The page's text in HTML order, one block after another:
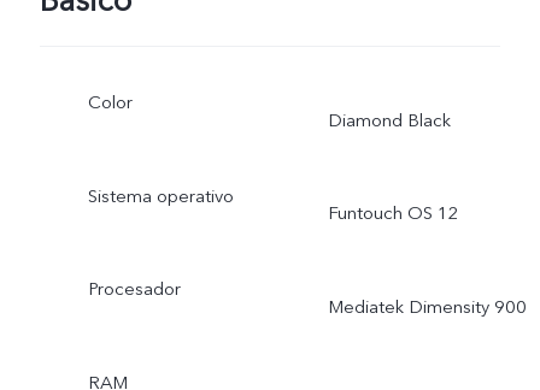
Color
Diamond Black
Sistema operativo
Funtouch OS 12
Procesador
Mediatek Dimensity 900
RAM